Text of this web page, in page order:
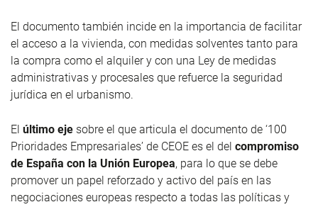
El documento también incide en la importancia de facilitar
el acceso a la vivienda, con medidas solventes tanto para
la compra como el alquiler y con una Ley de medidas
administrativas y procesales que refuerce la seguridad
jurídica en el urbanismo.
El último eje sobre el que articula el documento de ‘100
Prioridades Empresariales’ de CEOE es el del compromiso
de España con la Unión Europea, para lo que se debe
promover un papel reforzado y activo del país en las
negociaciones europeas respecto a todas las políticas y